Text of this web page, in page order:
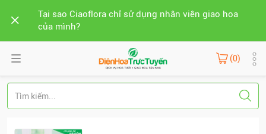
Tại sao Ciaoflora chỉ sử dụng nhân viên giao hoa
của mình?
(0)